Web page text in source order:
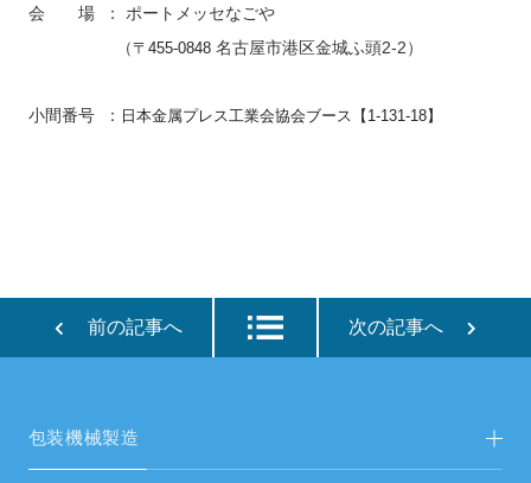
会 場 ： ポートメッセなごや
（〒455-0848 名古屋市港区金城ふ頭2-2）
小間番号 ： 日本金属プレス工業会協会ブース【1-131-18】
前の記事へ 次の記事へ
包装機械製造